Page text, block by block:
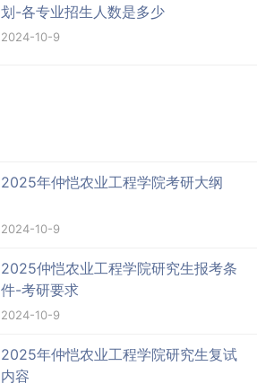
划-各专业招生人数是多少
2024-10-9
2025年仲恺农业工程学院考研大纲
2024-10-9
2025仲恺农业工程学院研究生报考条
件-考研要求
2024-10-9
2025年仲恺农业工程学院研究生复试
内容